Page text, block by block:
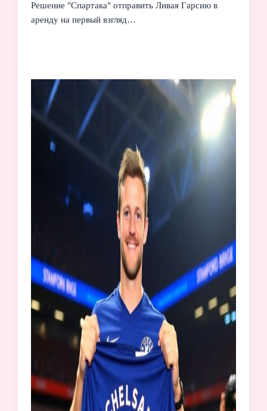
Решение "Спартака" отправить Ливая Гарсию в
аренду на первый взгляд…